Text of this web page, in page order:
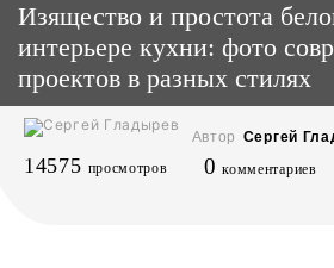
Изящество и простота
интерьере кухни: фото
проектов в разных стилях
Автор Сергей
14575 просмотров 0 комментариев